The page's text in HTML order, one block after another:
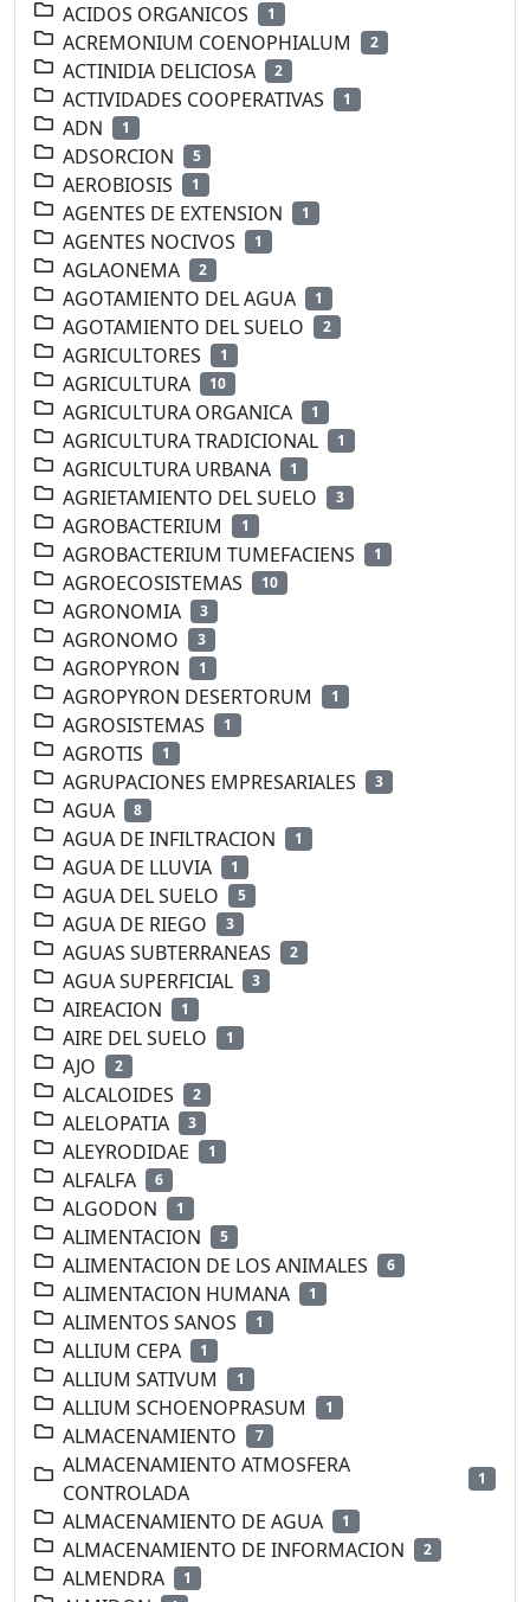
ACIDOS ORGANICOS 1
ACREMONIUM COENOPHIALUM 2
ACTINIDIA DELICIOSA 2
ACTIVIDADES COOPERATIVAS 1
ADN 1
ADSORCION 5
AEROBIOSIS 1
AGENTES DE EXTENSION 1
AGENTES NOCIVOS 1
AGLAONEMA 2
AGOTAMIENTO DEL AGUA 1
AGOTAMIENTO DEL SUELO 2
AGRICULTORES 1
AGRICULTURA 10
AGRICULTURA ORGANICA 1
AGRICULTURA TRADICIONAL 1
AGRICULTURA URBANA 1
AGRIETAMIENTO DEL SUELO 3
AGROBACTERIUM 1
AGROBACTERIUM TUMEFACIENS 1
AGROECOSISTEMAS 10
AGRONOMIA 3
AGRONOMO 3
AGROPYRON 1
AGROPYRON DESERTORUM 1
AGROSISTEMAS 1
AGROTIS 1
AGRUPACIONES EMPRESARIALES 3
AGUA 8
AGUA DE INFILTRACION 1
AGUA DE LLUVIA 1
AGUA DEL SUELO 5
AGUA DE RIEGO 3
AGUAS SUBTERRANEAS 2
AGUA SUPERFICIAL 3
AIREACION 1
AIRE DEL SUELO 1
AJO 2
ALCALOIDES 2
ALELOPATIA 3
ALEYRODIDAE 1
ALFALFA 6
ALGODON 1
ALIMENTACION 5
ALIMENTACION DE LOS ANIMALES 6
ALIMENTACION HUMANA 1
ALIMENTOS SANOS 1
ALLIUM CEPA 1
ALLIUM SATIVUM 1
ALLIUM SCHOENOPRASUM 1
ALMACENAMIENTO 7
ALMACENAMIENTO ATMOSFERA
CONTROLADA
1
ALMACENAMIENTO DE AGUA 1
ALMACENAMIENTO DE INFORMACION 2
ALMENDRA 1